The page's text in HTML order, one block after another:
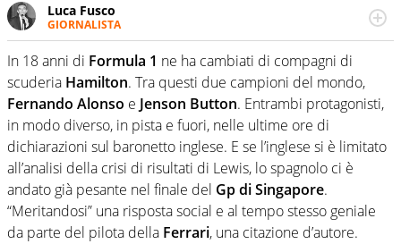
Luca Fusco
GIORNALISTA
Giornalista multimediale. Quando si accendono i motori,
lui sgasa, impenna, derapa. E spesso e volentieri finisce
sul podio
In 18 anni di Formula 1 ne ha cambiati di compagni di
scuderia Hamilton. Tra questi due campioni del mondo,
Fernando Alonso e Jenson Button. Entrambi protagonisti,
in modo diverso, in pista e fuori, nelle ultime ore di
dichiarazioni sul baronetto inglese. E se l’inglese si è limitato
all’analisi della crisi di risultati di Lewis, lo spagnolo ci è
andato già pesante nel finale del Gp di Singapore.
“Meritandosi” una risposta social e al tempo stesso geniale
da parte del pilota della Ferrari, una citazione d’autore.